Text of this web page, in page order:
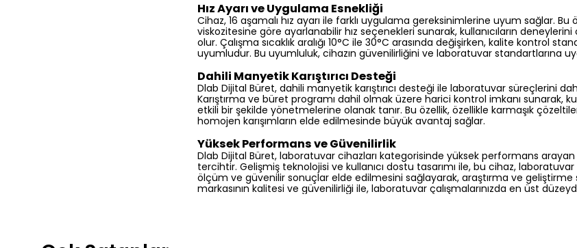
Hız Ayarı ve Uygulama Esnekliği
Cihaz, 16 aşamalı hız ayarı ile farklı uygulama gereksinimlerine uyum sağlar. Bu
viskozitesine göre ayarlanabilir hız seçenekleri sunarak, kullanıcıların
olur. Çalışma sıcaklık aralığı 10°C ile 30°C arasında değişirken, kalite kontrol
uyumludur. Bu uyumluluk, cihazın güvenilirliğini ve laboratuvar standartlarına
Dahili Manyetik Karıştırıcı Desteği
Dlab Dijital Büret, dahili manyetik karıştırıcı desteği ile laboratuvar süreçlerini
Karıştırma ve büret programı dahil olmak üzere harici kontrol imkanı sunarak,
etkili bir şekilde yönetmelerine olanak tanır. Bu özellik, özellikle karmaşık
homojen karışımların elde edilmesinde büyük avantaj sağlar.
Yüksek Performans ve Güvenilirlik
Dlab Dijital Büret, laboratuvar cihazları kategorisinde yüksek performans
tercihtir. Gelişmiş teknolojisi ve kullanıcı dostu tasarımı ile, bu cihaz,
ölçüm ve güvenilir sonuçlar elde edilmesini sağlayarak, araştırma ve geliştirme
markasının kalitesi ve güvenilirliği ile, laboratuvar çalışmalarınızda en üst